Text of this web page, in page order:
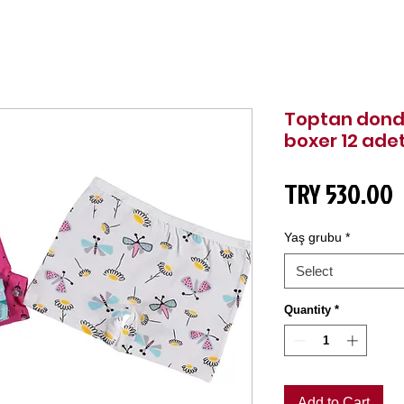
Toptan
boxer 12
TRY 530.00
Yaş grubu *
Select
Quantity *